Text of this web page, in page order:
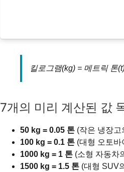
킬로그램(kg) = 메트릭 톤
7개의 미리 계산된 값
50 kg = 0.05 톤 (작은 냉장
100 kg = 0.1 톤 (대형 오토바
1000 kg = 1 톤 (소형 자동차
1500 kg = 1.5 톤 (대형 SUV